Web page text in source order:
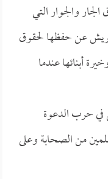
والجوار التي
عن حفظها لحقوق
أبنائها عندما
في حرب الدعوة
من الصحابة وعلى